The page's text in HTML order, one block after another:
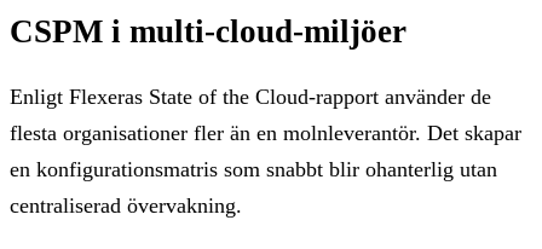
CSPM i multi-cloud-miljöer
Enligt Flexeras State of the Cloud-rapport använder de
flesta organisationer fler än en molnleverantör. Det skapar
en konfigurationsmatris som snabbt blir ohanterlig utan
centraliserad övervakning.